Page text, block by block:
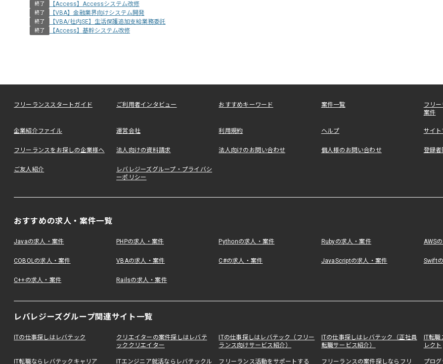
終了 【Access】Accessシステム改修
終了 【VBA】金融業界向けシステム開発
終了 【VBA/社内SE】生活保護追加支給業務委託
終了 【Access】基幹システム改修
フリーランススタートガイド ご利用者インタビュー おすすめキーワード 案件一覧
フリ
案件
企業紹介ファイル 運営会社 利用規約 ヘルプ サイ
フリーランスをお探しの企業様へ 法人向けの資料請求 法人向けのお問い合わせ 個人様のお問い合わせ 登録者
ご友人紹介
レバレジーズグループ・プライバシ
ーポリシー
おすすめの求人・案件一覧
Javaの求人・案件 PHPの求人・案件 Pythonの求人・案件 Rubyの求人・案件 AWS
COBOLの求人・案件 VBAの求人・案件 C#の求人・案件 JavaScriptの求人・案件 Swift
C++の求人・案件 Railsの求人・案件
レバレジーズグループ関連サイト一覧
ITの仕事探しはレバテック
クリエイターの案件探しはレバテ
ッククリエイター
ITの仕事探しはレバテック（フリー
ランス向けサービス紹介）
ITの仕事探しはレバテック（正社員
転職サービス紹介）
IT転
レクト
IT転職ならレバテックキャリア ITエンジニア就活ならレバテックル フリーランス活動をサポートする フリーランスの案件探しならフリ プロ